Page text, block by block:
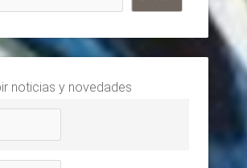
noticias y novedades